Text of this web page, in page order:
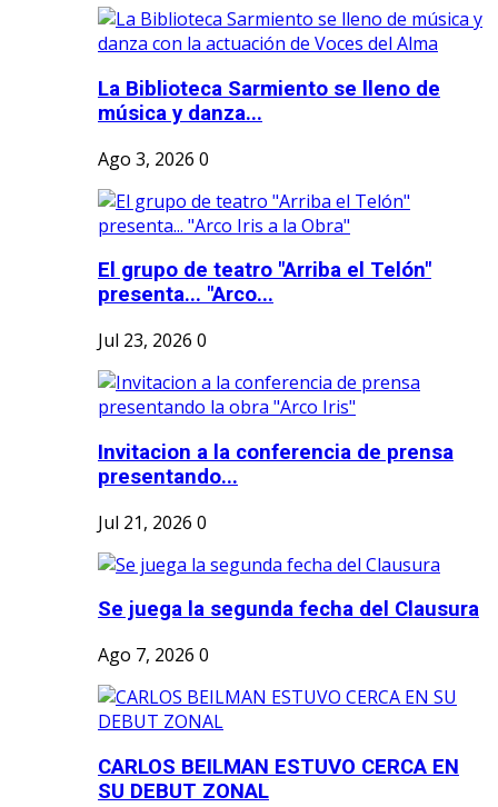
La Biblioteca Sarmiento se lleno de
música y danza...
Ago 3, 2026 0
El grupo de teatro "Arriba el Telón"
presenta... "Arco...
Jul 23, 2026 0
Invitacion a la conferencia de prensa
presentando...
Jul 21, 2026 0
Se juega la segunda fecha del Clausura
Ago 7, 2026 0
CARLOS BEILMAN ESTUVO CERCA EN
SU DEBUT ZONAL